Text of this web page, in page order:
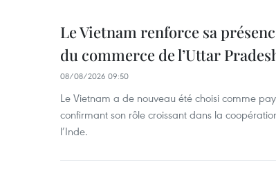
Le Vietnam renforce sa
du commerce de l’Uttar
08/08/2026 09:50
Le Vietnam a de nouveau été choisi comme
confirmant son rôle croissant dans la
l’Inde.